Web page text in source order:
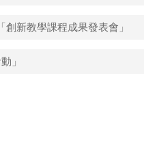
新教學課程成果發表會」
」